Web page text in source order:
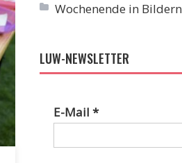
Wochenende in Bildern
LUW-NEWSLETTER
E-Mail*